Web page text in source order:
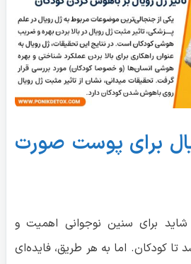
برای پوست صورت
شاید برای سنین نوجوانی اهمیت و
تا کودکان. اما به هر طریق، فایده‌ای